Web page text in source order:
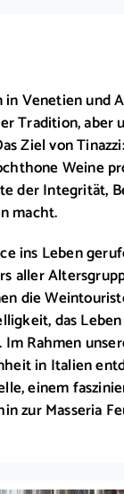
Venetien und
Tradition, aber
Ziel von
Weine
der Integrität,
macht.
ins Leben
aller
die
das
Rahmen
in Italien
einem
zur Masseria